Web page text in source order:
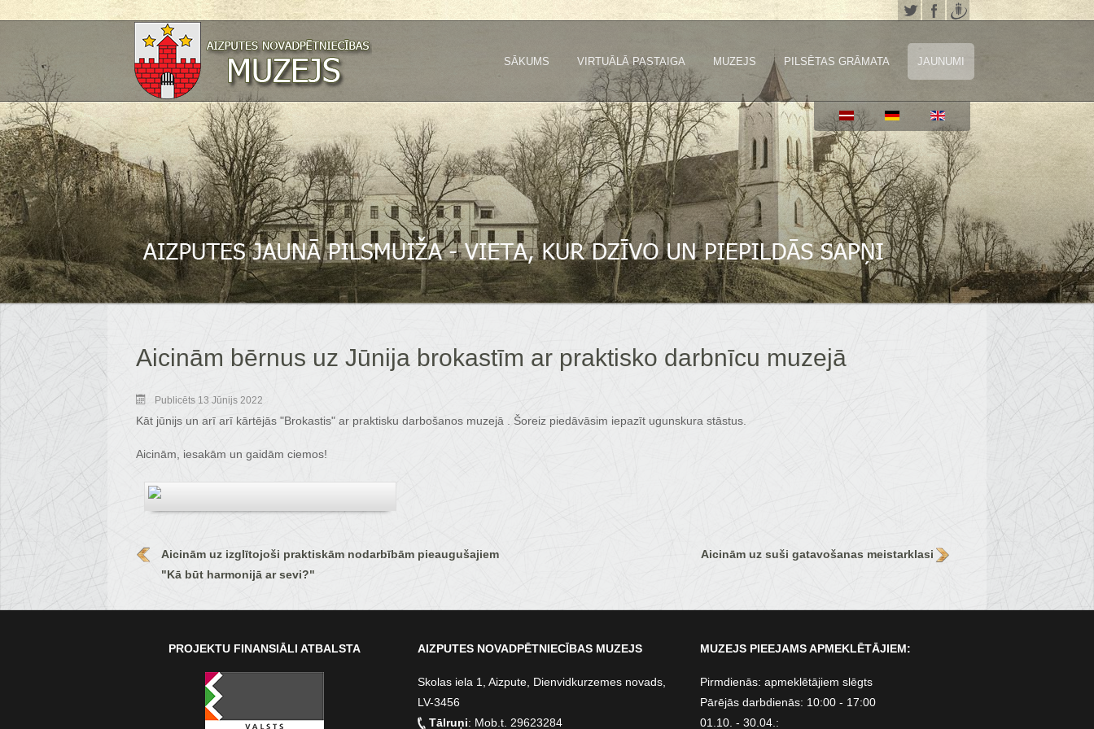
SĀKUMS VIRTUĀLĀ PASTAIGA MUZEJS PILSĒTAS GRĀMATA JAUNUMI
Aicinām bērnus uz Jūnija brokastīm ar praktisko darbnīcu muzejā
Publicēts 13 Jūnijs 2022
Kāt jūnijs un arī arī kārtējās "Brokastis" ar praktisku darbošanos muzejā . Šoreiz piedāvāsim iepazīt ugunskura stāstus.
Aicinām, iesakām un gaidām ciemos!
Aicinām uz izglītojoši praktiskām nodarbībām pieaugušajiem
"Kā būt harmonijā ar sevi?"
Aicinām uz suši gatavošanas meistarklasi
PROJEKTU FINANSIĀLI ATBALSTA AIZPUTES NOVADPĒTNIECĪBAS MUZEJS
Skolas iela 1, Aizpute, Dienvidkurzemes novads,
LV-3456
Tālruņi: Mob.t. 29623284
MUZEJS PIEEJAMS APMEKLĒTĀJIEM:
Pirmdienās: apmeklētājiem slēgts
Pārējās darbdienās: 10:00 - 17:00
01.10. - 30.04.: